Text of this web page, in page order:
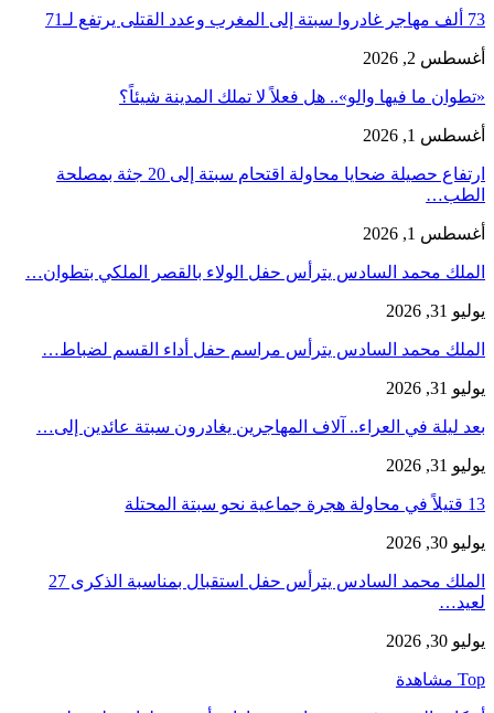
73 ألف مهاجر غادروا سبتة إلى المغرب وعدد القتلى يرتفع لـ71
أغسطس 2, 2026
«تطوان ما فيها والو».. هل فعلاً لا تملك المدينة شيئاً؟
أغسطس 1, 2026
ارتفاع حصيلة ضحايا محاولة اقتحام سبتة إلى 20 جثة بمصلحة
الطب…
أغسطس 1, 2026
الملك محمد السادس يترأس حفل الولاء بالقصر الملكي بتطوان…
يوليو 31, 2026
الملك محمد السادس يترأس مراسم حفل أداء القسم لضباط…
يوليو 31, 2026
بعد ليلة في العراء.. آلاف المهاجرين يغادرون سبتة عائدين إلى…
يوليو 31, 2026
13 قتيلاً في محاولة هجرة جماعية نحو سبتة المحتلة
يوليو 30, 2026
الملك محمد السادس يترأس حفل استقبال بمناسبة الذكرى 27
لعيد…
يوليو 30, 2026
Top مشاهدة